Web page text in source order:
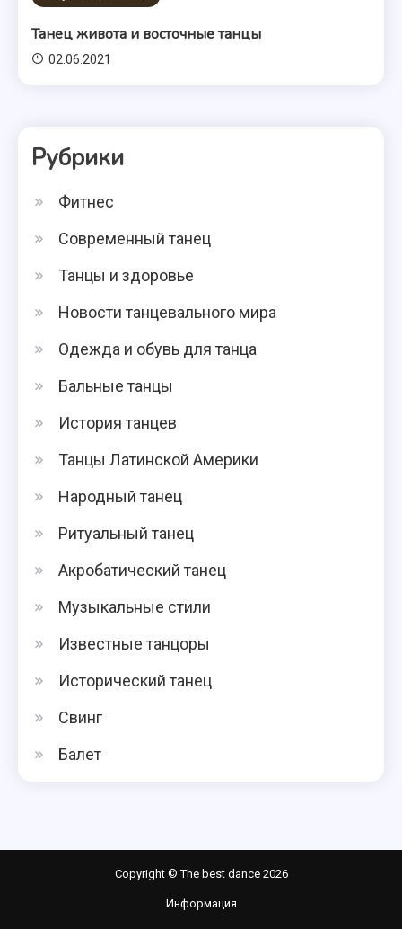
Танец живота и восточные танцы
02.06.2021
Рубрики
Фитнес
Современный танец
Танцы и здоровье
Новости танцевального мира
Одежда и обувь для танца
Бальные танцы
История танцев
Танцы Латинской Америки
Народный танец
Ритуальный танец
Акробатический танец
Музыкальные стили
Известные танцоры
Исторический танец
Свинг
Балет
Copyright © The best dance 2026
Информация